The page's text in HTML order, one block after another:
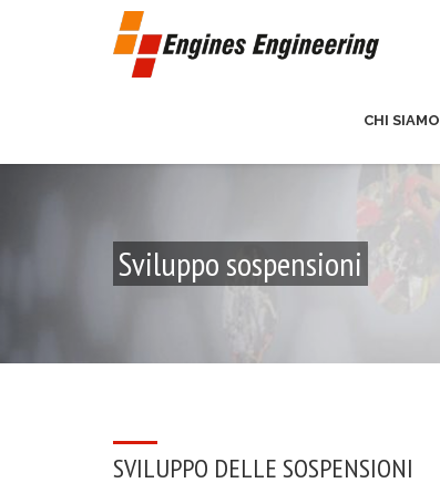
CHI SIAMO
Sviluppo sospensioni
SVILUPPO DELLE SOSPENSIONI